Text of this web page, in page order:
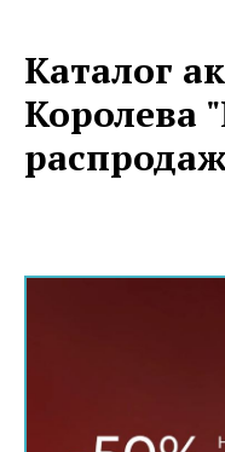
Каталог
Королева